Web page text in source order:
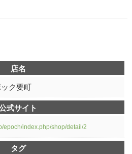
店名
ク要町
式サイト
epoch/index.php/shop/detail/2
タグ